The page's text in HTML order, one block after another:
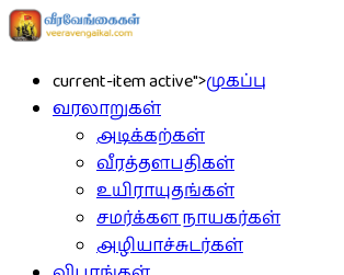
current-item active">முகப்பு
வரலாறுகள்
அடிக்கற்கள்
வீரத்தளபதிகள்
உயிராயுதங்கள்
சமர்க்கள நாயகர்கள்
அழியாச்சுடர்கள்